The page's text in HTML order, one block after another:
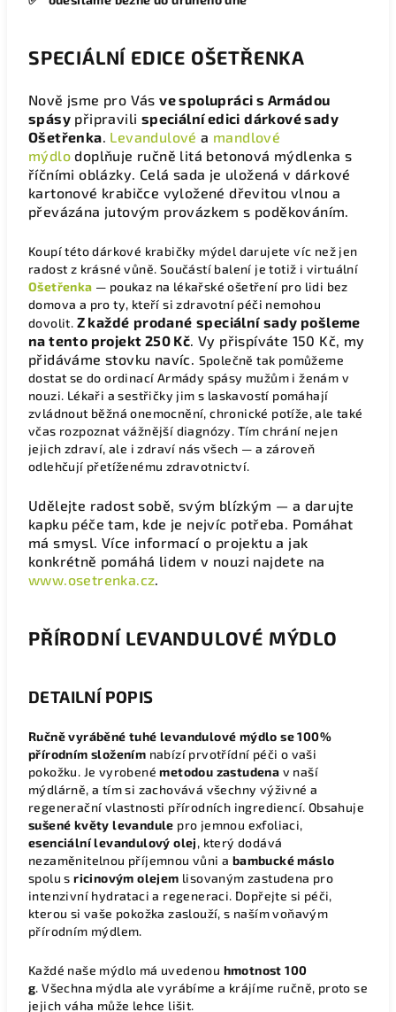
SPECIÁLNÍ EDICE OŠETŘENKA
Nově jsme pro Vásve spolupráci s Armádou
spásy připravili speciální edici dárkové sady
Ošetřenka. Levandulové a mandlové
mýdlo doplňuje ručně litá betonová mýdlenka s
říčními oblázky. Celá sada je uložená v dárkové
kartonové krabičce vyložené dřevitou vlnou a
převázána jutovým provázkem s poděkováním.
Koupí této dárkové krabičky mýdel darujete víc než jen
radost z krásné vůně. Součástí balení je totiž i virtuální
Ošetřenka — poukaz na lékařské ošetření pro lidi bez
domova a pro ty, kteří si zdravotní péči nemohou
dovolit. Z každé prodané speciální sady pošleme
na tento projekt 250 Kč. Vy přispíváte 150 Kč, my
přidáváme stovku navíc. Společně tak pomůžeme
dostat se do ordinací Armády spásy mužům i ženám v
nouzi. Lékaři a sestřičky jim s laskavostí pomáhají
zvládnout běžná onemocnění, chronické potíže, ale také
včas rozpoznat vážnější diagnózy. Tím chrání nejen
jejich zdraví, ale i zdraví nás všech — a zároveň
odlehčují přetíženému zdravotnictví.
Udělejte radost sobě, svým blízkým — a darujte
kapku péče tam, kde je nejvíc potřeba. Pomáhat
má smysl. Více informací o projektu a jak
konkrétně pomáhá lidem v nouzi najdete na
www.osetrenka.cz.
PŘÍRODNÍ LEVANDULOVÉ MÝDLO
DETAILNÍ POPIS
Ručně vyráběné tuhé levandulové mýdlo se 100%
přírodním složením nabízí prvotřídní péči o vaši
pokožku. Je vyrobené metodou zastudena v naší
mýdlárně, a tím si zachovává všechny výživné a
regenerační vlastnosti přírodních ingrediencí. Obsahuje
sušené květy levandule pro jemnou exfoliaci,
esenciální levandulový olej, který dodává
nezaměnitelnou příjemnou vůni a bambucké máslo
spolu sricinovým olejem lisovaným zastudena pro
intenzivní hydrataci a regeneraci. Dopřejte si péči,
kterou si vaše pokožka zaslouží, s naším voňavým
přírodním mýdlem.
Každé naše mýdlo má uvedenou hmotnost 100
g. Všechna mýdla ale vyrábíme a krájíme ručně, proto se
jejich váha může lehce lišit.